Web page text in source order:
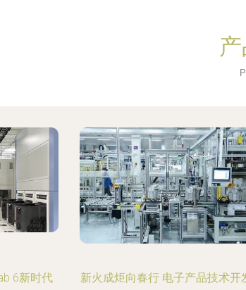
6新时代
新火成炬向春行 电子产品技术开